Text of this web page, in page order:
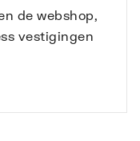
de webshop,
vestigingen